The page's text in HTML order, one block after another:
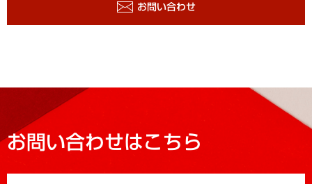
お問い合わせ
お問い合わせはこちら